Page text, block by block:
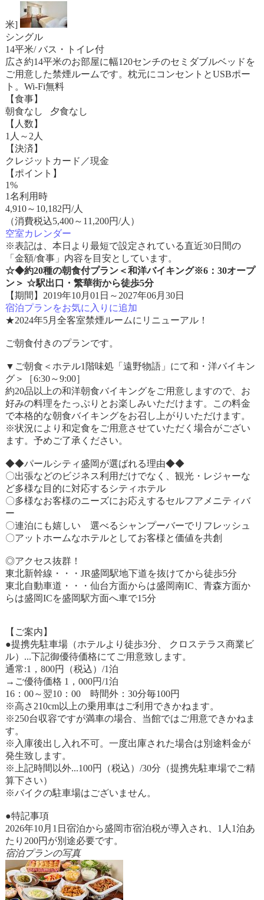
米]
シングル
14平米/ バス・トイレ付
広さ約14平米のお部屋に幅120センチのセミダブルベッドを
ご用意した禁煙ルームです。枕元にコンセントとUSBポー
ト。Wi-Fi無料
【食事】
朝食なし 夕食なし
【人数】
1人～2人
【決済】
クレジットカード／現金
【ポイント】
1%
1名利用時
4,910～ 10,182円/人
（消費税込5,400～11,200円/人）
空室カレンダー
※表記は、本日より最短で設定されている直近30日間の
「金額/食事」内容を目安としています。
☆◆約20種の朝食付プラン＜和洋バイキング※6：30オープ
ン＞ ☆駅出口・繁華街から徒歩5分
【期間】2019年10月01日～2027年06月30日
宿泊プランをお気に入りに追加
★2024年5月全客室禁煙ルームにリニューアル！
ご朝食付きのプランです。
▼ご朝食＜ホテル1階味処「遠野物語」にて和・洋バイキン
グ＞［6:30～9:00］
約20品以上の和洋朝食バイキングをご用意しますので、お
好みの料理をたっぷりとお楽しみいただけます。この料金
で本格的な朝食バイキングをお召し上がりいただけます。
※状況により和定食をご用意させていただく場合がござい
ます。予めご了承ください。
◆◆パールシティ盛岡が選ばれる理由◆◆
〇出張などのビジネス利用だけでなく、観光・レジャーな
ど多様な目的に対応するシティホテル
〇多様なお客様のニーズにお応えするセルフアメニティバ
ー
〇連泊にも嬉しい 選べるシャンプーバーでリフレッシュ
〇アットホームなホテルとしてお客様と価値を共創
◎アクセス抜群！
東北新幹線・・・JR盛岡駅地下道を抜けてから徒歩5分
東北自動車道・・・仙台方面からは盛岡南IC、青森方面か
らは盛岡ICを盛岡駅方面へ車で15分
【ご案内】
●提携先駐車場（ホテルより徒歩3分、 クロステラス商業ビ
ル）...下記御優待価格にてご用意致します。
通常:1，800円（税込）/1泊
→ご優待価格 1，000円/1泊
16：00～翌10：00 時間外：30分毎100円
※高さ210cm以上の乗用車はご利用できかねます。
※250台収容ですが満車の場合、当館ではご用意できかねま
す。
※入庫後出し入れ不可。一度出庫された場合は別途料金が
発生致します。
※上記時間以外...100円（税込）/30分（提携先駐車場でご精
算下さい）
※バイクの駐車場はございません。
●特記事項
2026年10月1日宿泊から盛岡市宿泊税が導入され、1人1泊あ
たり200円が別途必要です。
宿泊プランの写真